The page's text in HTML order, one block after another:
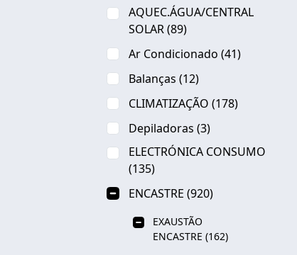
AQUEC.ÁGUA/CENTRAL
SOLAR(89)
Ar Condicionado (41)
Balanças (12)
CLIMATIZAÇÃO (178)
Depiladoras (3)
ELECTRÓNICA CONSUMO
(135)
ENCASTRE (920)
EXAUSTÃO
ENCASTRE (162)